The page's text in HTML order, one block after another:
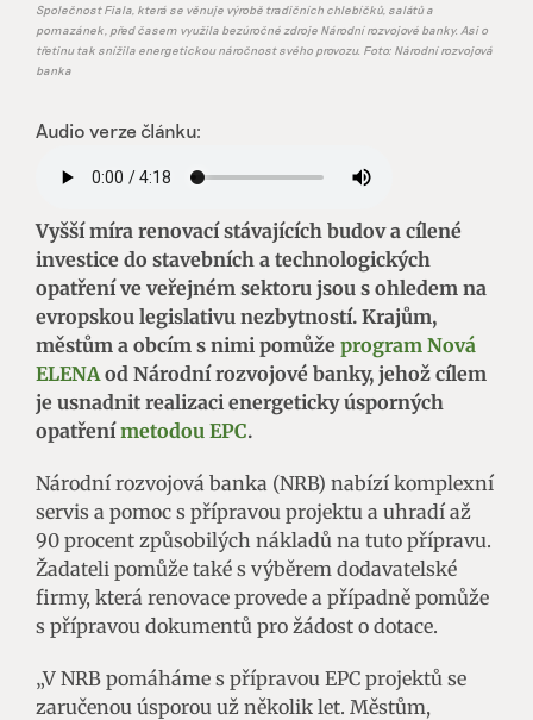
Společnost Fiala, která se věnuje výrobě tradičních chlebíčků, salátů a
pomazánek, před časem využila bezúročné zdroje Národní rozvojové banky. Asi o
třetinu tak snížila energetickou náročnost svého provozu. Foto: Národní rozvojová
banka
Audio verze článku:
Vyšší míra renovací stávajících budov a cílené
investice do stavebních a technologických
opatření ve veřejném sektoru jsou s ohledem na
evropskou legislativu nezbytností. Krajům,
městům a obcím s nimi pomůže program Nová
ELENA od Národní rozvojové banky, jehož cílem
je usnadnit realizaci energeticky úsporných
opatřenímetodou EPC.
Národní rozvojová banka (NRB) nabízí komplexní
servis a pomoc s přípravou projektu a uhradí až
90 procent způsobilých nákladů na tuto přípravu.
Žadateli pomůže také s výběrem dodavatelské
firmy, která renovace provede a případně pomůže
s přípravou dokumentů pro žádost o dotace.
„V NRB pomáháme s přípravou EPC projektů se
zaručenou úsporou už několik let. Městům,